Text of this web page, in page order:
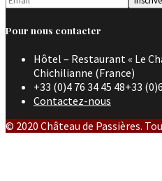
Pour nous contacter
Hôtel – Restaurant « Le
Chichilianne (France)
+33 (0)4 76 34 45 48+33
Contactez-nous
© 2020 Château de Passières.